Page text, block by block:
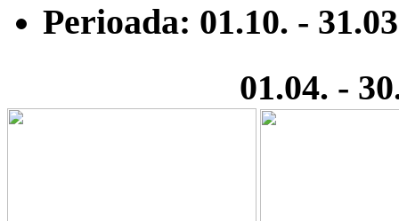
Perioada: 01.10. -
01.04. -